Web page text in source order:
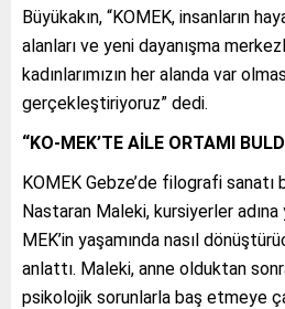
Büyükakın, “KOMEK, insanların
alanları ve yeni dayanışma
kadınlarımızın her alanda var
gerçekleştiriyoruz” dedi.
“KO-MEK’TE AİLE ORTAMI
KOMEK Gebze’de filografi sanatı
Nastaran Maleki, kursiyerler adına
MEK’in yaşamında nasıl
anlattı. Maleki, anne olduktan
psikolojik sorunlarla baş etmeye